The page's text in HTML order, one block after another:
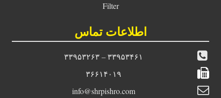
Filter
اطلاعات تماس
۳۳۹۵۳۴۶۱ – ۳۳۹۵۳۲۶۳
۳۶۶۱۴۰۱۹
info@shrpishro.com